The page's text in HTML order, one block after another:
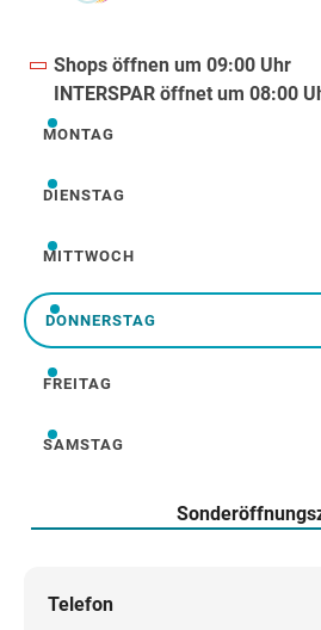
Shops öffnen um 09:00 Uhr
INTERSPAR öffnet um 08:00
Montag
MONTAG
Dienstag
DIENSTAG
Mittwoch
MITTWOCH
Donnerstag
DONNERSTAG
Freitag
FREITAG
Samstag
SAMSTAG
Telefon